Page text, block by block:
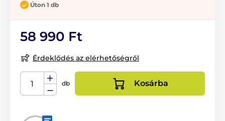
Úton 1 db
58 990 Ft
Érdeklődés az elérhetőségről
db Kosárba